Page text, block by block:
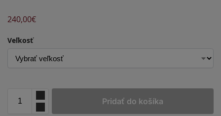
240,00€
Veľkosť
Pridať do košíka